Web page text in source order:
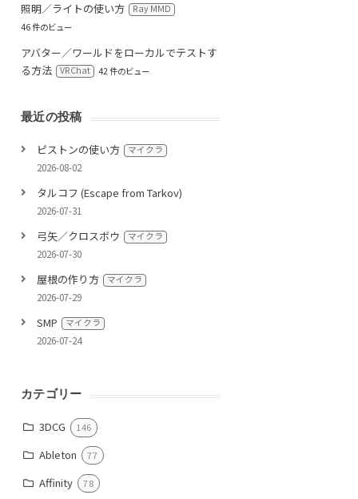
照明／ライトの使い方
Ray MMD
46 件のビュー
アバター／ワールドをローカルでテストす
る方法
VRChat 42 件のビュー
最近の投稿
ピストンの使い方 マイクラ
2026-08-02
タルコフ (Escape from Tarkov)
2026-07-31
弓矢／クロスボウ マイクラ
2026-07-30
屋根の作り方 マイクラ
2026-07-29
SMP マイクラ
2026-07-24
カテゴリー
3DCG 146
Ableton 77
Affinity 78